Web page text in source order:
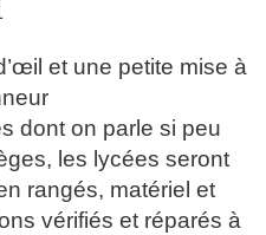
et une petite mise à
dont on parle si peu
les lycées seront
rangés, matériel et
vérifiés et réparés à